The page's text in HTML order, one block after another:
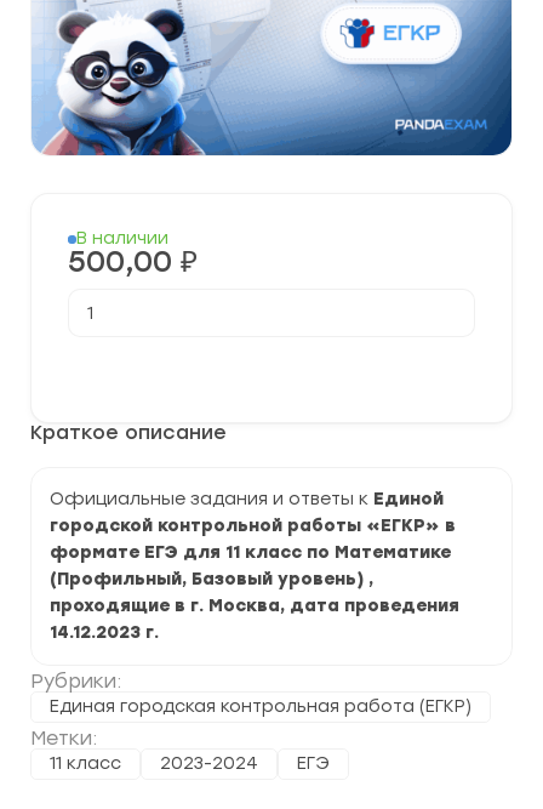
Краткое описание
Официальные задания и ответы к Единой
городской контрольной работы «ЕГКР» в
формате ЕГЭ для 11 класс по Математике
(Профильный, Базовый уровень) ,
проходящие в г. Москва, дата проведения
14.12.2023 г.
Рубрики:
Единая городская контрольная работа (ЕГКР)
Метки:
11 класс 2023-2024 ЕГЭ
В наличии
500,00 ₽
товара
по
и
База)
задания
и
ответы